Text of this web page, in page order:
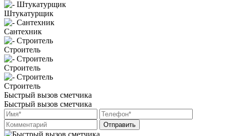
Штукатурщик
Сантехник
Строитель
Строитель
Строитель
Быстрый вызов сметчика
Быстрый вызов сметчика
Отправить